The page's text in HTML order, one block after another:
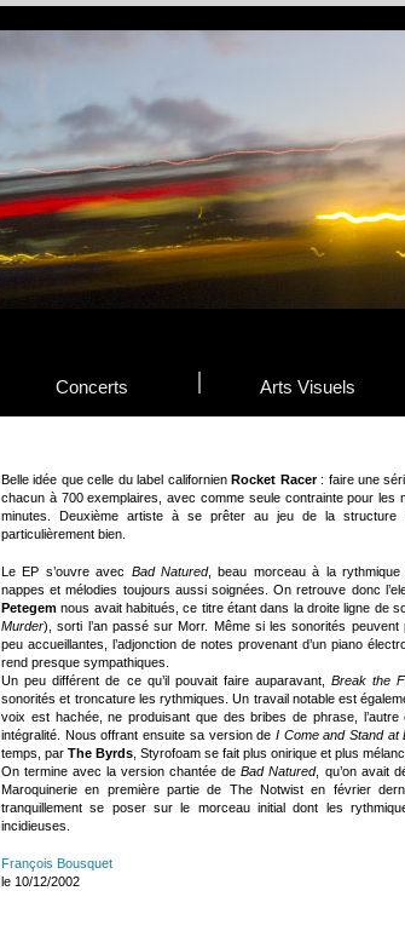
Concerts Arts Visuels
Belle idée que celle du label californienRocket Racer: faire une
chacun à 700 exemplaires, avec comme seule contrainte pour les
minutes. Deuxième artiste à se prêter au jeu de la structure
particulièrement bien.
Le EP s’ouvre avec Bad Natured, beau morceau à la rythmique
nappes et mélodies toujours aussi soignées. On retrouve donc
Petegem nous avait habitués, ce titre étant dans la droite ligne de
Murder), sorti l’an passé sur Morr. Même si les sonorités
peu accueillantes, l’adjonction de notes provenant d’un piano
rend presque sympathiques.
Un peu différent de ce qu’il pouvait faire auparavant,Break the
sonorités et troncature les rythmiques. Un travail notable est
voix est hachée, ne produisant que des bribes de phrase,
intégralité. Nous offrant ensuite sa version de I Come and Stand at
temps, par The Byrds , Styrofoam se fait plus onirique et plus
On termine avec la version chantée deBad Natured, qu’on avait
Maroquinerie en première partie de The Notwist en février
tranquillement se poser sur le morceau initial dont les
incidieuses.
François Bousquet
le 10/12/2002